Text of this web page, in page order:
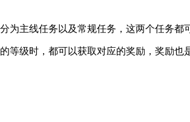
线任务以及常规任务，这两个任务都
级时，都可以获取对应的奖励，奖励也